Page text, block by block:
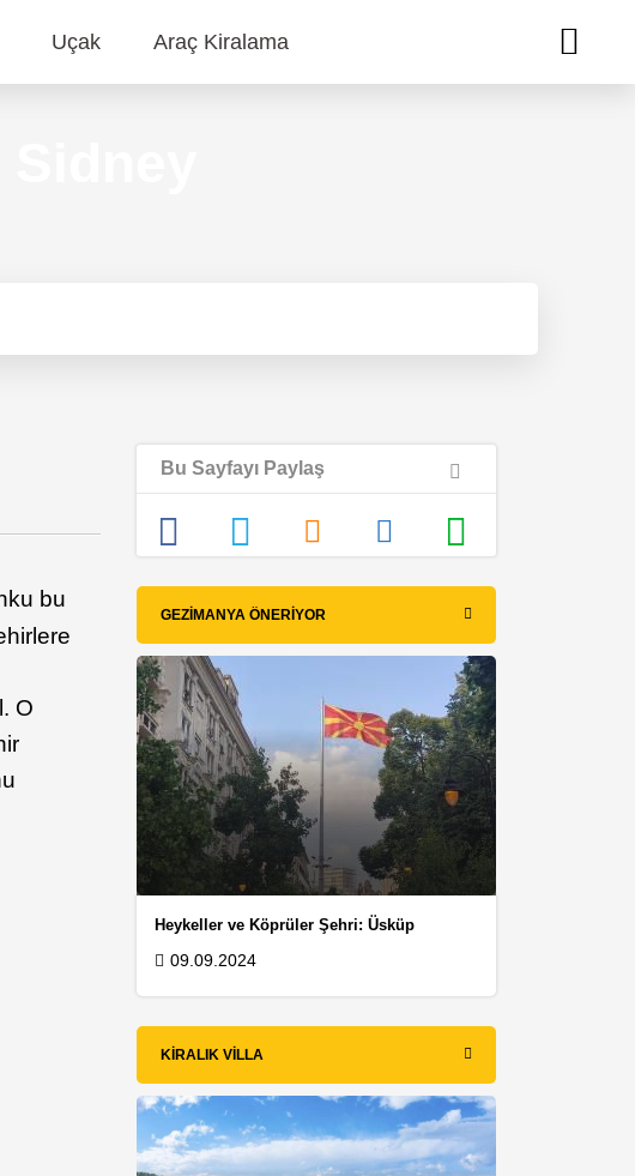
Uçak Araç Kiralama
bu
O
Bu Sayfayı Paylaş
GEZIMANYA ÖNERIYOR
Heykeller ve Köprüler Şehri: Üsküp
09.09.2024
KIRALIK VILLA